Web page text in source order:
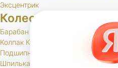
Эксцентрик
Колеса и шины
Барабан Гайка
Колпак Колпачок
Подшипник
Сальник
Шпилька